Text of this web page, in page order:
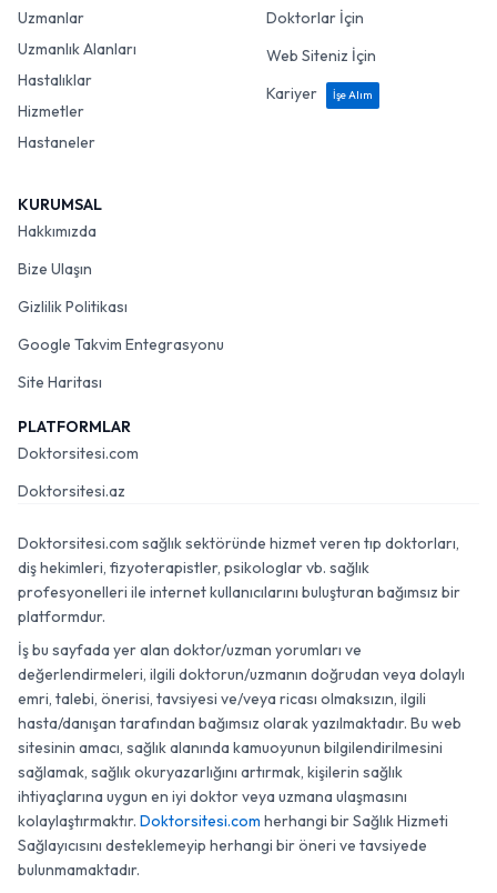
Uzmanlar
Uzmanlık Alanları
Hastalıklar
Hizmetler
Hastaneler
Doktorlar İçin
Web Siteniz İçin
Kariyer
İşe Alım
KURUMSAL
Hakkımızda
Bize Ulaşın
Gizlilik Politikası
Google Takvim Entegrasyonu
Site Haritası
PLATFORMLAR
Doktorsitesi.com
Doktorsitesi.az
Doktorsitesi.com sağlık sektöründe hizmet veren tıp doktorları,
diş hekimleri, fizyoterapistler, psikologlar vb. sağlık
profesyonelleri ile internet kullanıcılarını buluşturan bağımsız bir
platformdur.
İş bu sayfada yer alan doktor/uzman yorumları ve
değerlendirmeleri, ilgili doktorun/uzmanın doğrudan veya dolaylı
emri, talebi, önerisi, tavsiyesi ve/veya ricası olmaksızın, ilgili
hasta/danışan tarafından bağımsız olarak yazılmaktadır. Bu web
sitesinin amacı, sağlık alanında kamuoyunun bilgilendirilmesini
sağlamak, sağlık okuryazarlığını artırmak, kişilerin sağlık
ihtiyaçlarına uygun en iyi doktor veya uzmana ulaşmasını
kolaylaştırmaktır. Doktorsitesi.com herhangi bir Sağlık Hizmeti
Sağlayıcısını desteklemeyip herhangi bir öneri ve tavsiyede
bulunmamaktadır.